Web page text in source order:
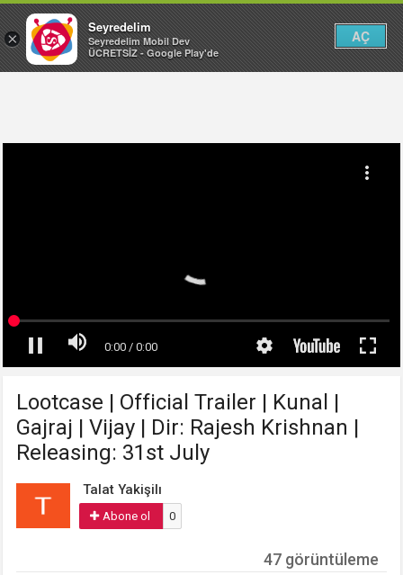
Lootcase | Official Trailer | Kunal |
Gajraj | Vijay | Dir: Rajesh Krishnan |
Releasing: 31st July
Talat Yakişilı
Abone ol 0
47 görüntüleme
×
Seyredelim
Seyredelim Mobil Dev
ÜCRETSİZ - Google Play'de
AÇ